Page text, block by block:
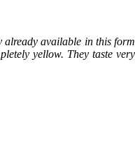
already available in this form
yellow. They taste very